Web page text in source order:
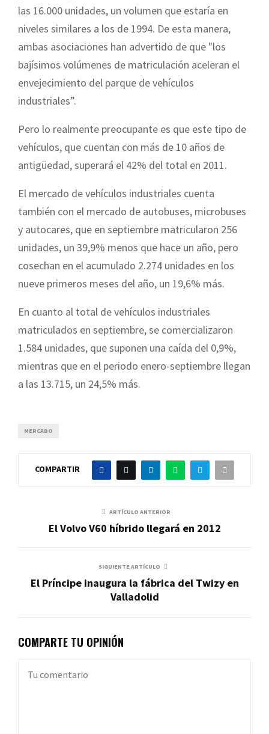
las 16.000 unidades, un volumen que estaría en
niveles similares a los de 1994. De esta manera,
ambas asociaciones han advertido de que "los
bajísimos volúmenes de matriculación aceleran el
envejecimiento del parque de vehículos
industriales”.
Pero lo realmente preocupante es que este tipo de
vehículos, que cuentan con más de 10 años de
antigüedad, superará el 42% del total en 2011.
El mercado de vehículos industriales cuenta
también con el mercado de autobuses, microbuses
y autocares, que en septiembre matricularon 256
unidades, un 39,9% menos que hace un año, pero
cosechan en el acumulado 2.274 unidades en los
nueve primeros meses del año, un 19,6% más.
En cuanto al total de vehículos industriales
matriculados en septiembre, se comercializaron
1.584 unidades, que suponen una caída del 0,9%,
mientras que en el periodo enero-septiembre llegan
a las 13.715, un 24,5% más.
MERCADO
COMPARTIR
ARTÍCULO ANTERIOR
El Volvo V60 híbrido llegará en 2012
SIGUIENTE ARTÍCULO
El Príncipe inaugura la fábrica del Twizy en
Valladolid
COMPARTE TU OPINIÓN